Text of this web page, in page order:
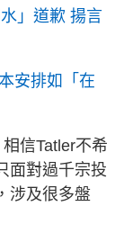
」道歉 揚言
安排如「在
信Tatler不希
面對過千宗投
涉及很多盤